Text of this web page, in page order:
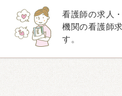
看護師の求人
機関の看護師
す。